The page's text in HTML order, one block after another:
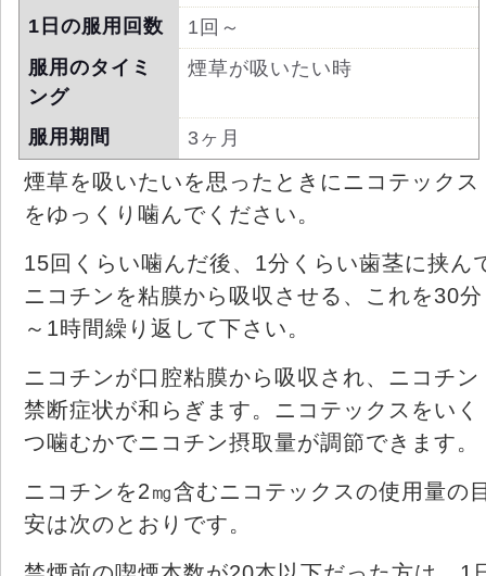
1日の服用回数
1回～
服用のタイミ
ング
煙草が吸いたい時
服用期間 3ヶ月
煙草を吸いたいを思ったときにニコテックス
をゆっくり噛んでください。
15回くらい噛んだ後、1分くらい歯茎に挟ん
ニコチンを粘膜から吸収させる、これを30分
～1時間繰り返して下さい。
ニコチンが口腔粘膜から吸収され、ニコチン
禁断症状が和らぎます。ニコテックスをいく
つ噛むかでニコチン摂取量が調節できます。
ニコチンを2㎎含むニコテックスの使用量の
安は次のとおりです。